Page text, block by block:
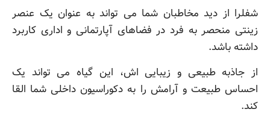
شفلرا از دید مخاطبان شما می تواند به عنوان یک عنصر
زینتی منحصر به فرد در فضاهای آپارتمانی و اداری کاربرد
داشته باشد.
از جاذبه طبیعی و زیبایی اش، این گیاه می تواند یک
احساس طبیعت و آرامش را به دکوراسیون داخلی شما القا
کند.